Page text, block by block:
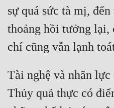
sự quá sức tà mị,
thoảng hồi tưởng lại,
Tài nghệ và nhãn
Thủy quả thực có